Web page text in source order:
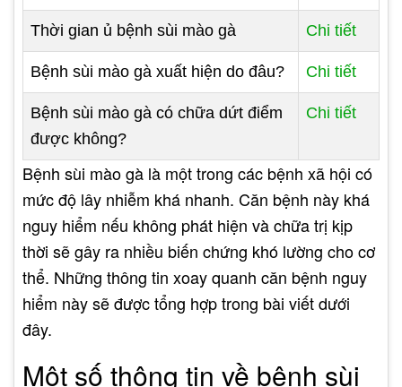
Thời gian ủ bệnh sùi mào gà Chi tiết
Bệnh sùi mào gà xuất hiện do đâu? Chi tiết
Bệnh sùi mào gà có chữa dứt điểm
được không?
Chi tiết
Bệnh sùi mào gà là một trong các bệnh xã hội có
mức độ lây nhiễm khá nhanh. Căn bệnh này khá
nguy hiểm nếu không phát hiện và chữa trị kịp
thời sẽ gây ra nhiều biến chứng khó lường cho cơ
thể. Những thông tin xoay quanh căn bệnh nguy
hiểm này sẽ được tổng hợp trong bài viết dưới
đây.
Một số thông tin về bệnh sùi